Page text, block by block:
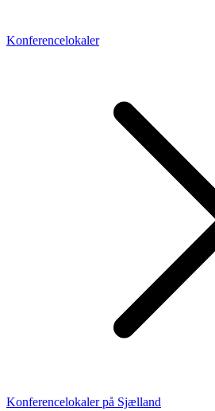
Konferencelokaler
Konferencelokaler på Sjælland